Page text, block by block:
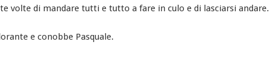
volte di mandare tutti e tutto a fare in culo e di lasciarsi andare.
e conobbe Pasquale.